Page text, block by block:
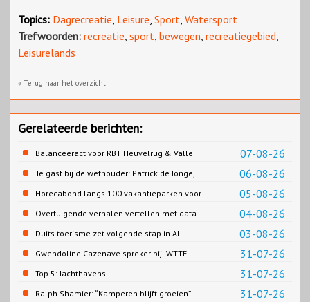
Topics: Dagrecreatie, Leisure, Sport, Watersport
Trefwoorden: recreatie, sport, bewegen, recreatiegebied,
Leisurelands
« Terug naar het overzicht
Gerelateerde berichten:
07-08-26
Balanceeract voor RBT Heuvelrug & Vallei
06-08-26
Te gast bij de wethouder: Patrick de Jonge,
Gemeente Emmen
05-08-26
Horecabond langs 100 vakantieparken voor
Cao-recreatie
04-08-26
Overtuigende verhalen vertellen met data
03-08-26
Duits toerisme zet volgende stap in AI
content
31-07-26
Gwendoline Cazenave spreker bij IWTTF
congres in Utrecht
31-07-26
Top 5: Jachthavens
31-07-26
Ralph Shamier: “Kamperen blijft groeien”